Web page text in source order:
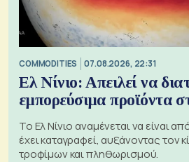
COMMODITIES 07.08.2026, 22:31
Ελ Νίνιο: Απειλεί να
εμπορεύσιμα προϊόντα
Το Ελ Νίνιο αναμένεται να είναι
έχει καταγραφεί, αυξάνοντας τον
τροφίμων και πληθωρισμού.